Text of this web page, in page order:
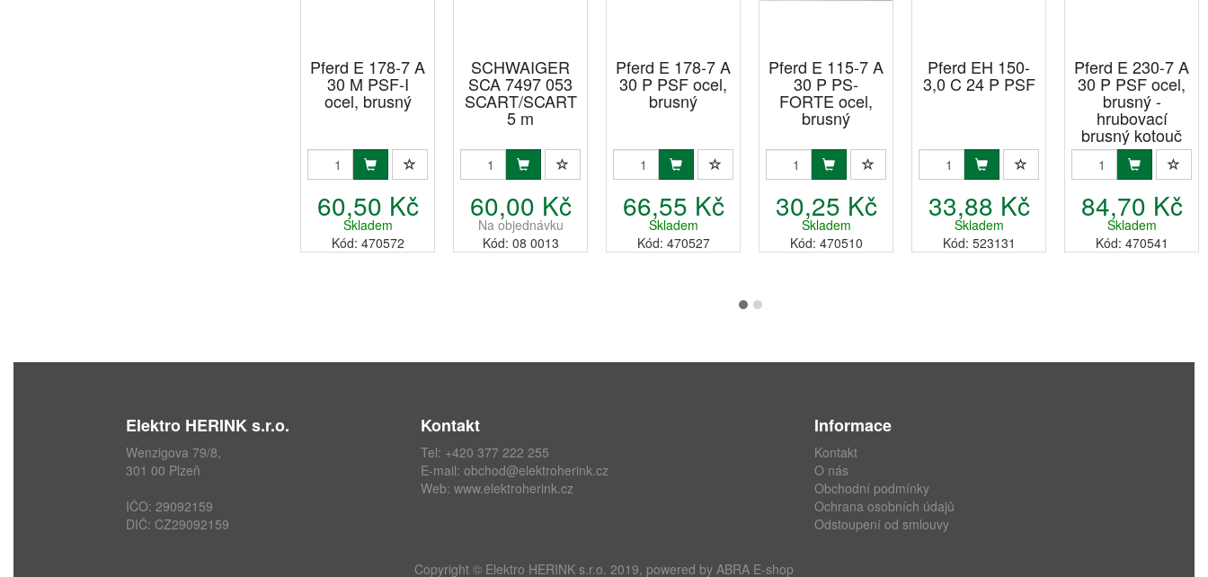
Pferd E 178-7 A
30 M PSF-I
ocel, brusný
60,50 Kč
Skladem
Kód: 470572
SCHWAIGER
SCA 7497 053
SCART/SCART
5 m
60,00 Kč
Na objednávku
Kód: 08 0013
Pferd E 178-7 A
30 P PSF ocel,
brusný
66,55 Kč
Skladem
Kód: 470527
Pferd E 115-7 A
30 P PS-
FORTE ocel,
brusný
30,25 Kč
Skladem
Kód: 470510
Pferd EH 150-
3,0 C 24 P PSF
33,88 Kč
Skladem
Kód: 523131
Pferd E 230-7 A
30 P PSF ocel,
brusný -
hrubovací
brusný kotouč
84,70 Kč
Skladem
Kód: 470541
Elektro HERINK s.r.o.
Wenzigova 79/8,
301 00 Plzeň
IČO: 29092159
DIČ: CZ29092159
Kontakt
Tel: +420 377 222 255
E-mail: obchod@elektroherink.cz
Web: www.elektroherink.cz
Informace
Kontakt
O nás
Obchodní podmínky
Ochrana osobních údajů
Odstoupení od smlouvy
Copyright © Elektro HERINK s.r.o. 2019, powered by ABRA E-shop